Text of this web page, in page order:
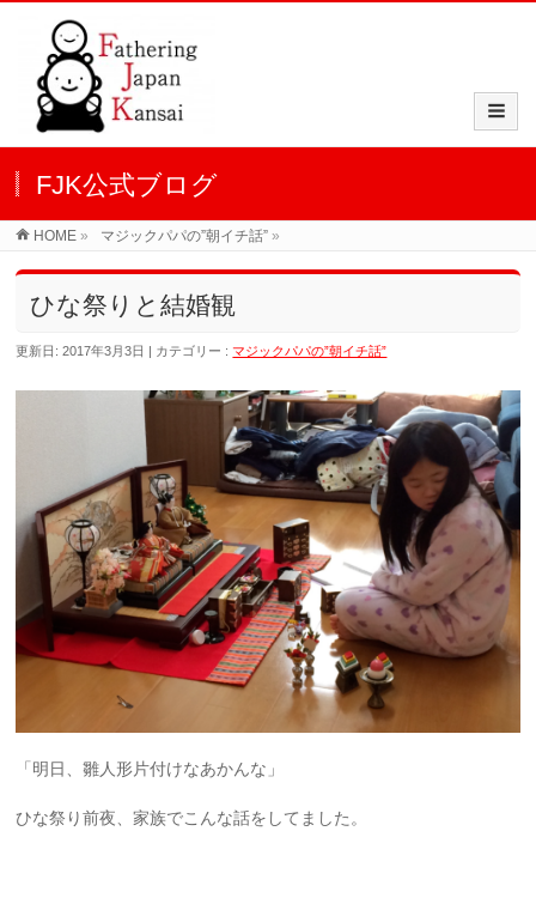
FJK公式ブログ
HOME » マジックパパの”朝イチ話” »
ひな祭りと結婚観
更新日: 2017年3月3日 カテゴリー :マジックパパの”朝イチ話”
「明日、雛人形片付けなあかんな」
ひな祭り前夜、家族でこんな話をしてました。